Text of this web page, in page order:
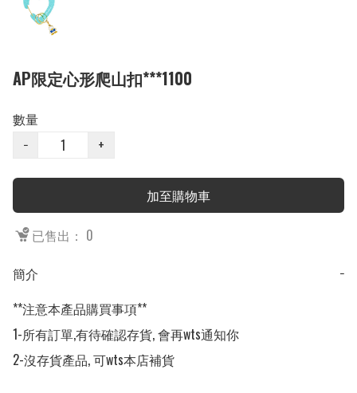
AP限定心形爬山扣***1100
數量
−
+
加至購物車
已售出： 0
簡介
−
**注意本產品購買事項**
1-所有訂單,有待確認存貨, 會再wts通知你
2-沒存貨產品, 可wts本店補貨